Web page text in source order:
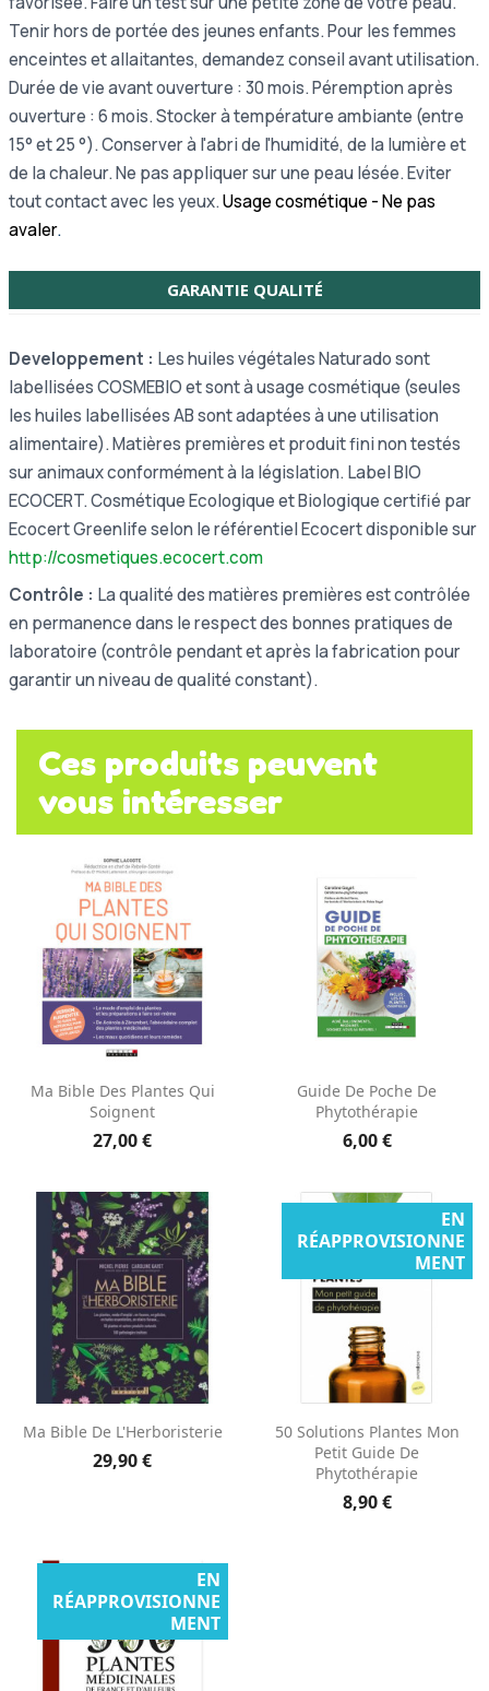
Tenir hors de portée des jeunes enfants. Pour les femmes
enceintes et allaitantes, demandez conseil avant utilisation.
Durée de vie avant ouverture : 30 mois. Péremption après
ouverture : 6 mois. Stocker à température ambiante (entre
15° et 25 °). Conserver à l'abri de l'humidité, de la lumière et
de la chaleur. Ne pas appliquer sur une peau lésée. Eviter
tout contact avec les yeux.Usage cosmétique - Ne pas
avaler.
GARANTIE QUALITÉ
Developpement : Les huiles végétales Naturado sont
labellisées COSMEBIO et sont à usage cosmétique (seules
les huiles labellisées AB sont adaptées à une utilisation
alimentaire). Matières premières et produit fini non testés
sur animaux conformément à la législation. Label BIO
ECOCERT.Cosmétique Ecologique et Biologique certifié par
Ecocert Greenlife selon le référentiel Ecocert disponible sur
http://cosmetiques.ecocert.com
Contrôle : La qualité des matières premières est contrôlée
en permanence dans le respect des bonnes pratiques de
laboratoire (contrôle pendant et après la fabrication pour
garantir un niveau de qualité constant).
Ces produits peuvent
vous intéresser
Ma Bible Des Plantes Qui
Soignent
27,00 €
Guide De Poche De
Phytothérapie
6,00 €
Ma Bible De L'Herboristerie
29,90 €
50 Solutions Plantes Mon
Petit Guide De
Phytothérapie
8,90 €
EN
RÉAPPROVISIONNE
MENT
EN
RÉAPPROVISIONNE
MENT